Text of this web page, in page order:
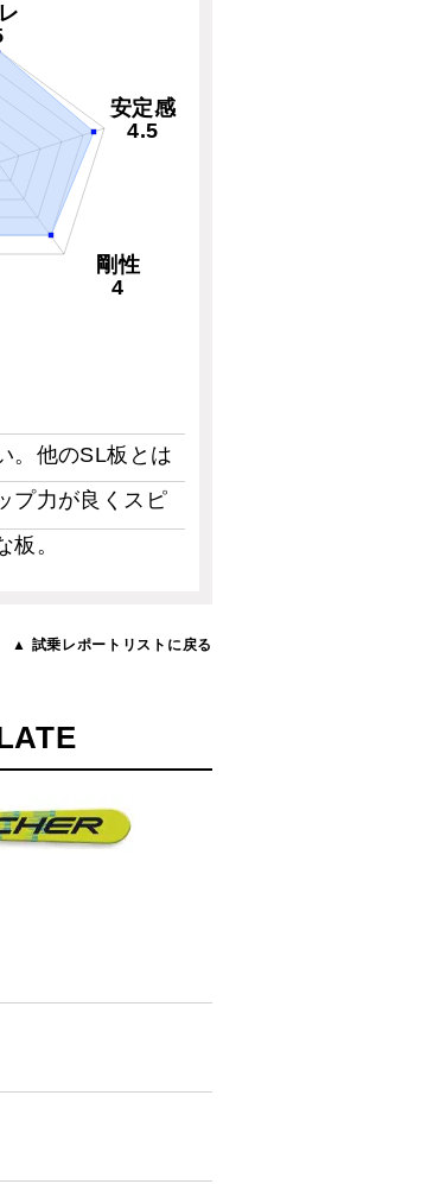
安定感
4.5
剛性
4
。他のSL板とは
プ力が良くスピ
。
▲ 試乗レポートリストに戻る